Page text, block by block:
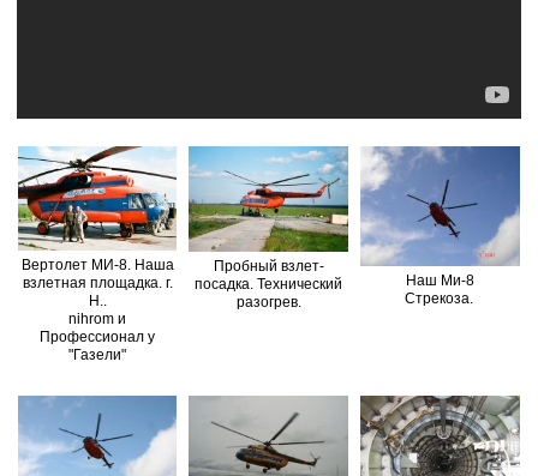
Вертолет МИ-8. Наша
взлетная площадка. г.
Н..
nihrom и
Профессионал у
"Газели"
Пробный взлет-
посадка. Технический
разогрев.
Наш Ми-8
Стрекоза.